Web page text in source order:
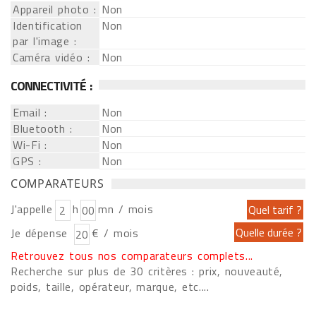
Appareil photo : Non
Identification
par l'image :
Non
Caméra vidéo :
Non
CONNECTIVITÉ :
Email :
Non
Bluetooth :
Non
Wi-Fi :
Non
GPS :
Non
COMPARATEURS
J'appelle h
mn / mois
Je dépense
€ / mois
Retrouvez tous nos comparateurs complets...
Recherche sur plus de 30 critères : prix, nouveauté,
poids, taille, opérateur, marque, etc....